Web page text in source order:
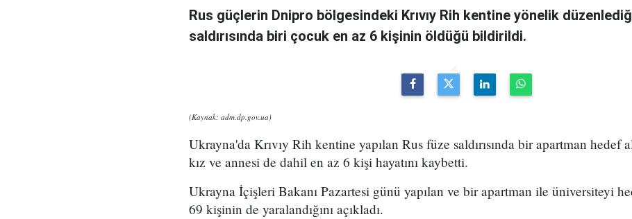
Rus güçlerin Dnipro bölgesindeki Krıvıy Rih kentine yönelik
saldırısında biri çocuk en az 6 kişinin öldüğü bildirildi.
(Kaynak: adm.dp.gov.ua)
Ukrayna'da Krıvıy Rih kentine yapılan Rus füze saldırısında bir apartman hedef
kız ve annesi de dahil en az 6 kişi hayatını kaybetti.
Ukrayna İçişleri Bakanı Pazartesi günü yapılan ve bir apartman ile üniversiteyi
69 kişinin de yaralandığını açıkladı.